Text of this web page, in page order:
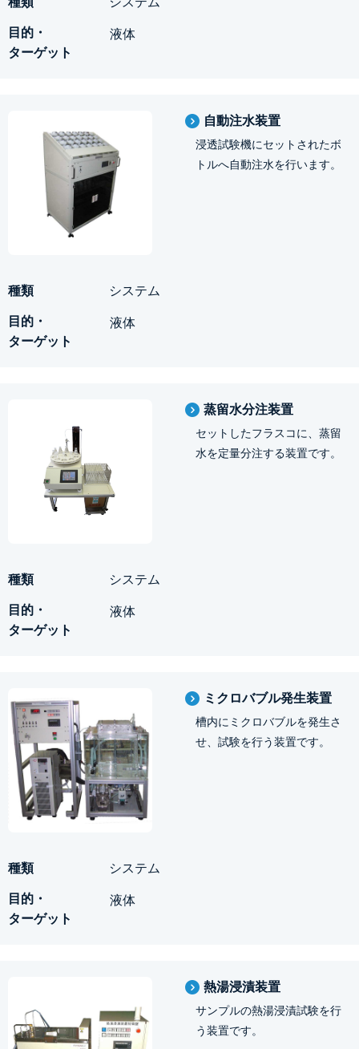
液体
自動注水装置
浸透試験機にセットされたボ
トルへ自動注水を行います。
システム
液体
蒸留水分注装置
セットしたフラスコに、蒸留
水を定量分注する装置です。
システム
液体
ミクロバブル発生装置
槽内にミクロバブルを発生さ
せ、試験を行う装置です。
システム
液体
熱湯浸漬装置
サンプルの熱湯浸漬試験を行
う装置です。